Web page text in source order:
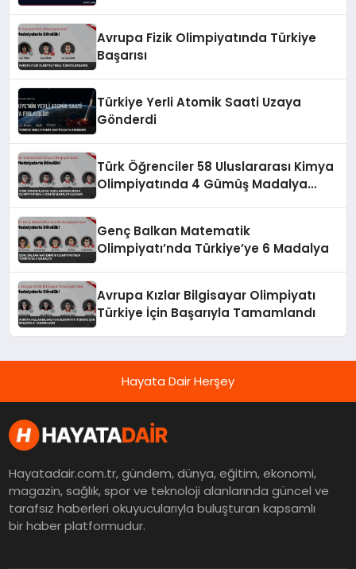
Avrupa Fizik Olimpiyatında Türkiye
Başarısı
Türkiye Yerli Atomik Saati Uzaya
Gönderdi
Türk Öğrenciler 58 Uluslararası Kimya
Olimpiyatında 4 Gümüş Madalya
Genç Balkan Matematik
Olimpiyatı’nda Türkiye’ye 6 Madalya
Avrupa Kızlar Bilgisayar Olimpiyatı
Türkiye İçin Başarıyla Tamamlandı
Hayata Dair Herşey
Hayatadair.com.tr, gündem, dünya, eğitim, ekonomi,
magazin, sağlık, spor ve teknoloji alanlarında güncel ve
tarafsız haberleri okuyucularıyla buluşturan kapsamlı
bir haber platformudur.